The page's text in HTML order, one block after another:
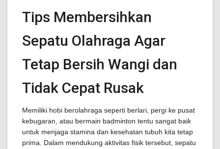
Tips Membersihkan
Sepatu Olahraga Agar
Tetap Bersih Wangi dan
Tidak Cepat Rusak
Memiliki hobi berolahraga seperti berlari, pergi ke pusat
kebugaran, atau bermain badminton tentu sangat baik
untuk menjaga stamina dan kesehatan tubuh kita tetap
prima. Dalam mendukung aktivitas fisik tersebut, sepatu